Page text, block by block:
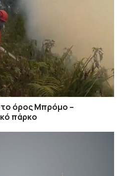
όρος Μπρόμο –
πάρκο